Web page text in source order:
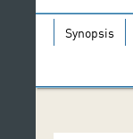
Synopsis